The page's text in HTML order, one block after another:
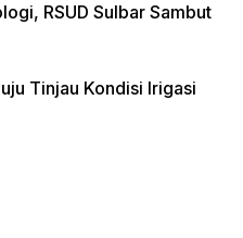
RSUD Sulbar Sambut
Tinjau Kondisi Irigasi